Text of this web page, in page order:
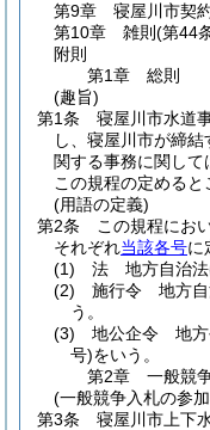
第9章
寝屋川市契
第10章
雑則 (第44
附則
第1章
総則
(趣旨)
第1条
寝屋川市水道
し、寝屋川市が締
関する事務に関して
この規程の定めると
(用語の定義)
第2条
この規程にお
それぞれ当該各号に
(1)
法 地方自治法
(2)
施行令 地方自
う。
(3)
地公企令 地方
号)をいう。
第2章
一般競
(一般競争入札の参
第3条
寝屋川市上下